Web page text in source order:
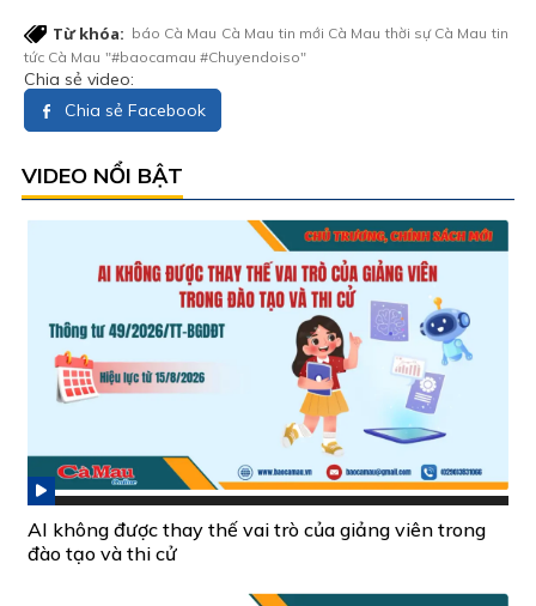
Từ khóa: báo Cà Mau Cà Mau tin mới Cà Mau thời sự Cà Mau tin
tức Cà Mau "#baocamau #Chuyendoiso"
Chia sẻ video:
Chia sẻ Facebook
VIDEO NỔI BẬT
AI không được thay thế vai trò của giảng viên trong
đào tạo và thi cử